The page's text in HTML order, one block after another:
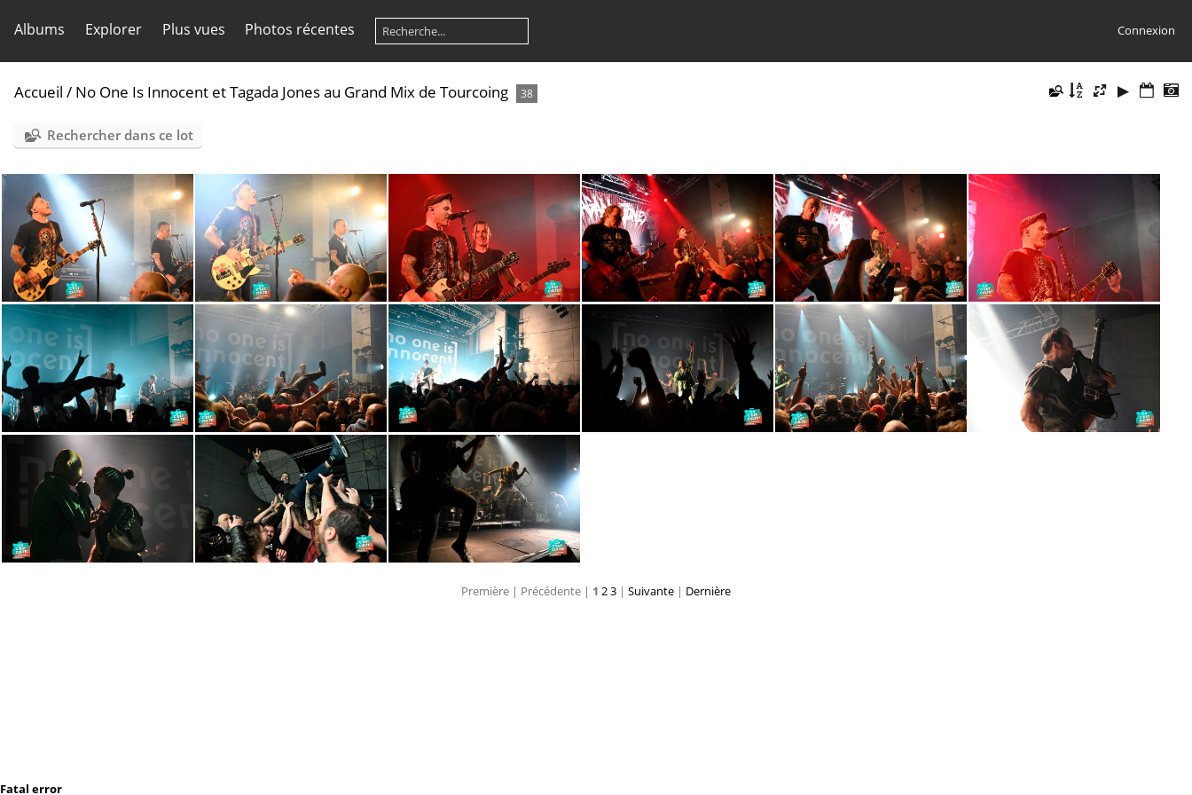
Albums Explorer Plus vues Photos récentes Connexion
Accueil / No One Is Innocent et Tagada Jones au Grand Mix de Tourcoing 38
Rechercher dans ce lot
DSC2650 DSC2649 DSC2642 DSC2615 DSC2614 DSC2603
DSC2588 DSC2585 DSC2580
Première | Précédente | 1 23 | Suivante | Dernière
Fatal error